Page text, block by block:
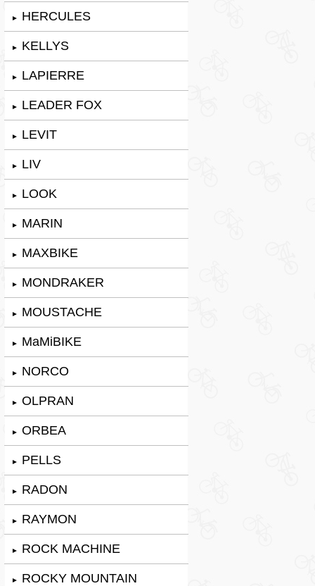
► HERCULES
► KELLYS
► LAPIERRE
► LEADER FOX
► LEVIT
► LIV
► LOOK
► MARIN
► MAXBIKE
► MONDRAKER
► MOUSTACHE
► MaMiBIKE
► NORCO
► OLPRAN
► ORBEA
► PELLS
► RADON
► RAYMON
► ROCK MACHINE
► ROCKY MOUNTAIN